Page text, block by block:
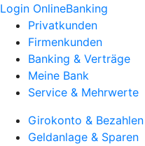
Login OnlineBanking
Privatkunden
Firmenkunden
Banking & Verträge
Meine Bank
Service & Mehrwerte
Girokonto & Bezahlen
Geldanlage & Sparen